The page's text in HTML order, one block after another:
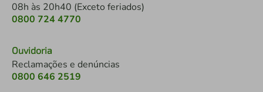
08h às 20h40 (Exceto feriados)
0800 724 4770
Ouvidoria
Reclamações e denúncias
0800 646 2519